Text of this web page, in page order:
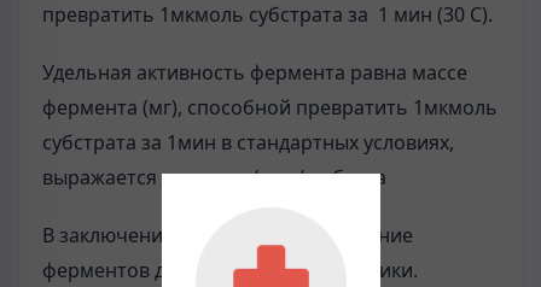
превратить 1мкмоль субстрата за 1 мин (30 С).
Удельная активность фермента равна массе
фермента (мг), способной превратить 1мкмоль
субстрата за 1мин в стандартных условиях,
выражается в мкмоль/мин/мг белка
В заключение надо обсудить значение
ферментов для медицинской практики.